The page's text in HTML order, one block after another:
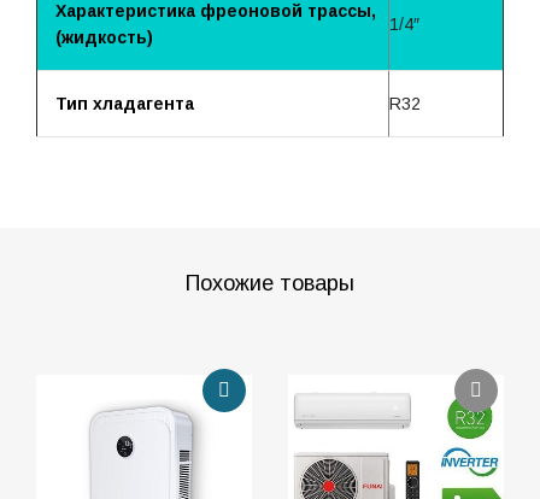
Характеристика фреоновой трассы,
(жидкость)
1/4″
Тип хладагента R32
Похожие товары